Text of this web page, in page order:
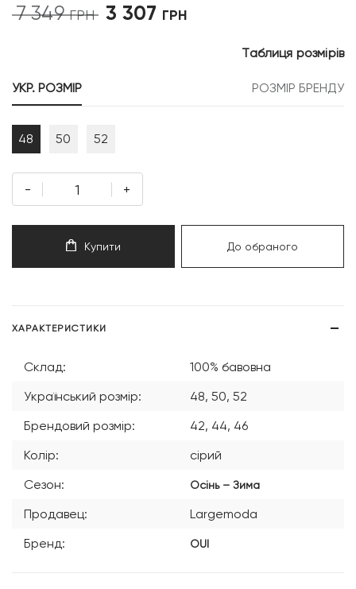
7 349ГРН
Оригінальна
3 307 ГРН
УКР. РОЗМІР
РОЗМІР БРЕНДУ
Таблиця розмірів
48 50 52
- +
Купити До обраного
ХАРАКТЕРИСТИКИ
Склад:
100% бавовна
Український розмір:
48, 50, 52
Брендовий розмір:
42, 44, 46
Колір:
сірий
Сезон:
Осінь – Зима
Продавец:
Largemoda
Бренд:
OUI